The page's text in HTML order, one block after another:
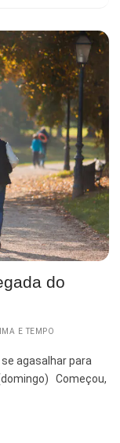
do
E TEMPO
agasalhar para
Começou,